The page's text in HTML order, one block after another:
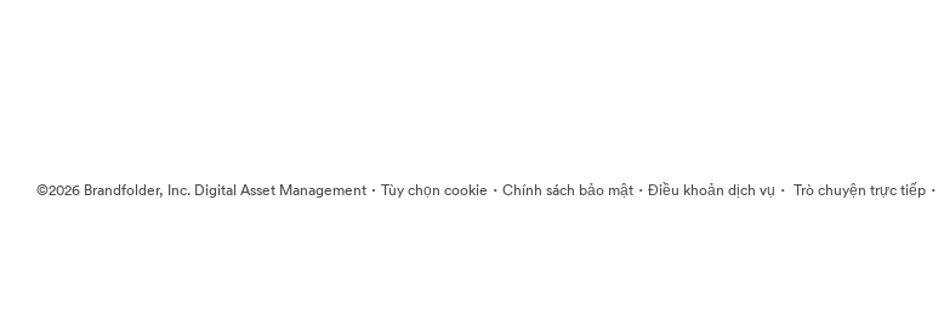
©2026 Brandfolder, Inc. Digital Asset Management · Tùy chọn cookie · Chính sách bảo mật · Điều khoản dịch vụ · Trò chuyện trực tiếp ·